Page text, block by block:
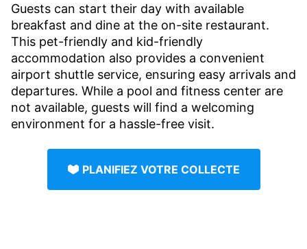
Guests can start their day with available
breakfast and dine at the on-site restaurant.
This pet-friendly and kid-friendly
accommodation also provides a convenient
airport shuttle service, ensuring easy arrivals and
departures. While a pool and fitness center are
not available, guests will find a welcoming
environment for a hassle-free visit.
PLANIFIEZ VOTRE COLLECTE